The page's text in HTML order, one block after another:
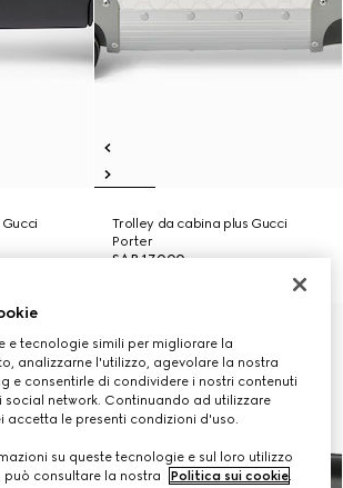
Trolley da cabina plus Gucci
Porter
SAR 17,000
e tecnologie simili per migliorare la
analizzarne l'utilizzo, agevolare la nostra
e consentirle di condividere i nostri contenuti
social network. Continuando ad utilizzare
accetta le presenti condizioni d'uso.
su queste tecnologie e sul loro utilizzo
può consultare la nostra
Politica sui cookie